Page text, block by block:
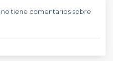
tiene comentarios sobre